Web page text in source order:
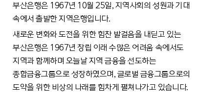
부산은행은 1967년 10월 25일, 지역사회의 성원과 기대
속에서 출발한 지역은행입니다.
새로운 변화와 도전을 위한 힘찬 발걸음을 내딛고 있는
부산은행은 1967년 창립 이래 수많은 어려움 속에서도
지역과 함께하며 오늘날 지역 금융을 선도하는
종합금융그룹으로 성장하였으며, 글로벌 금융그룹으로의
도약을 위한 비상의 나래를 힘차게 펼쳐나가고 있습니다.